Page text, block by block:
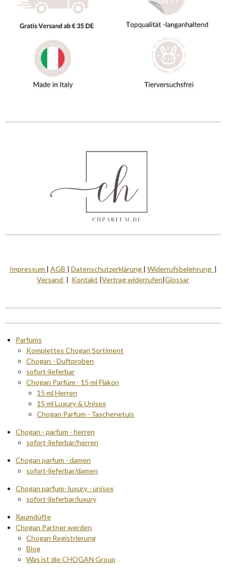
Impressum | AGB | Datenschutzerklärung | Widerrufsbelehrung |
Versand | Kontakt |Vertrag widerrufen|Glossar
Parfums
Komplettes Chogan Sortiment
Chogan - Duftproben
sofort-lieferbar
Chogan Parfüm - 15 ml Flakon
15 ml Herren
15 ml Luxury & Unisex
Chogan Parfum - Taschenetuis
Chogan - parfum - herren
sofort-lieferbar/herren
Chogan parfum - damen
sofort-lieferbar/damen
Chogan parfum- luxury - unisex
sofort-lieferbar/luxury
Raumdüfte
Chogan Partner werden
Chogan Registrierung
Blog
Was ist die CHOGAN Group